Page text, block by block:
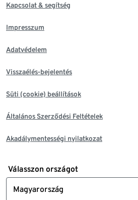
Kapcsolat & segítség
Impresszum
Adatvédelem
Visszaélés-bejelentés
Süti (cookie) beállítások
Általános Szerződési Feltételek
Akadálymentességi nyilatkozat
Válasszon országot
Magyarország